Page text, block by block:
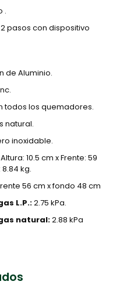
.
pasos con dispositivo
de Aluminio.
todos los quemadores.
natural.
inoxidable.
10.5 cm x Frente: 59
8.84 kg.
56 cm x fondo 48 cm
L.P.:2.75 kPa.
natural:2.88 kPa